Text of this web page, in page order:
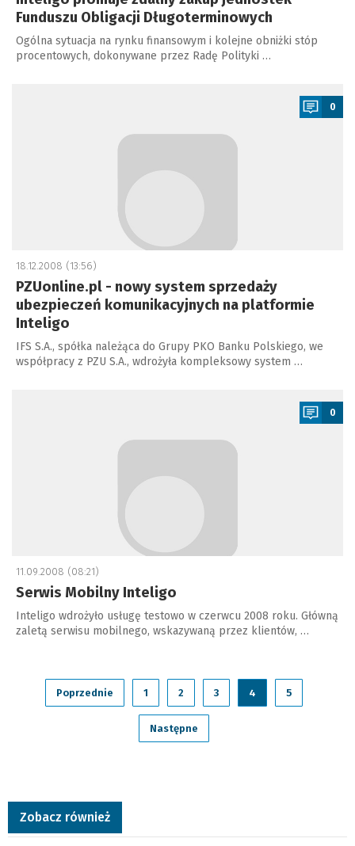
Funduszu Obligacji Długoterminowych
Ogólna sytuacja na rynku finansowym i kolejne obniżki stóp
procentowych, dokonywane przez Radę Polityki …
0
18.12.2008 (13:56)
PZUonline.pl - nowy system sprzedaży
ubezpieczeń komunikacyjnych na platformie
Inteligo
IFS S.A., spółka należąca do Grupy PKO Banku Polskiego, we
współpracy z PZU S.A., wdrożyła kompleksowy system …
0
11.09.2008 (08:21)
Serwis Mobilny Inteligo
Inteligo wdrożyło usługę testowo w czerwcu 2008 roku. Główną
zaletą serwisu mobilnego, wskazywaną przez klientów, …
Poprzednie 1 2 3 4 5
Następne
Zobacz również